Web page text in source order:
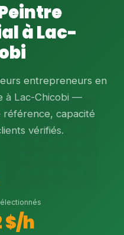
à Lac-
entrepreneurs en
à Lac-Chicobi —
capacité
vérifiés.
$/h